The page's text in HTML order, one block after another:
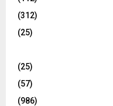
(312)
(25)
(25)
(57)
(986)